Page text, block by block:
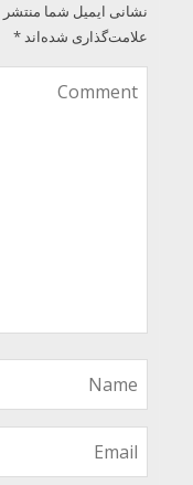
نشانی ایمیل شما
علامت‌گذاری شده‌اند*